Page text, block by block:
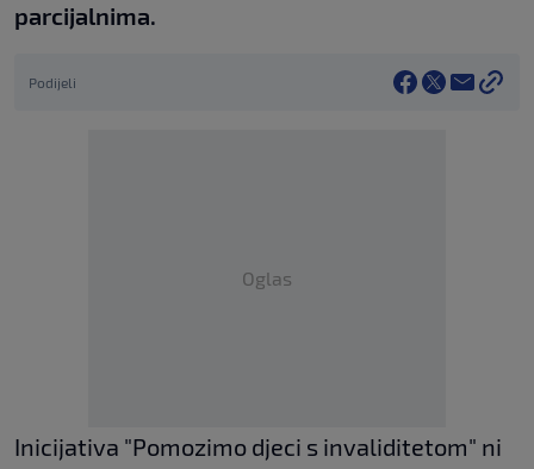
parcijalnima.
Podijeli
Oglas
Inicijativa "Pomozimo djeci s invaliditetom" ni